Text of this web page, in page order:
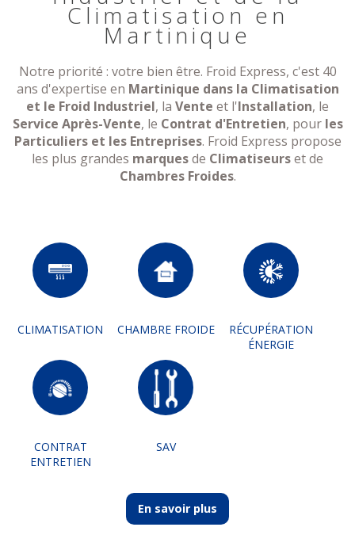
Climatisation en
Martinique
Notre priorité : votre bien être. Froid Express, c'est 40
ans d'expertise en Martinique dans la Climatisation
et le Froid Industriel, la Vente et l'Installation, le
Service Après-Vente, le Contrat d'Entretien, pour les
Particuliers et les Entreprises. Froid Express propose
les plus grandes marquesde Climatiseurset de
Chambres Froides.
CLIMATISATION CHAMBRE FROIDE
RÉCUPÉRATION
ÉNERGIE
CONTRAT
ENTRETIEN
SAV
En savoir plus